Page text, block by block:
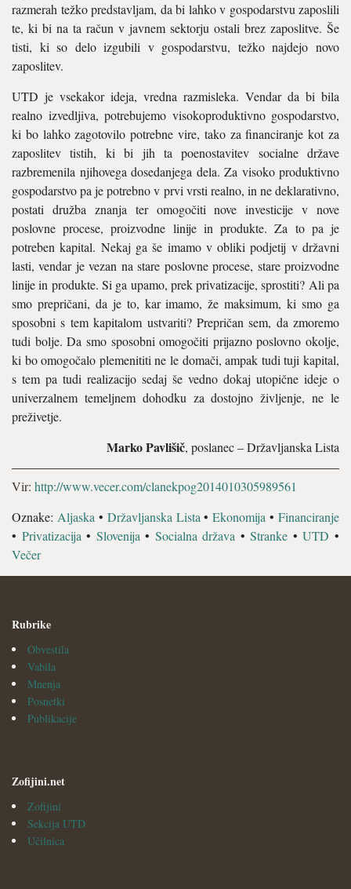
razmerah težko predstavljam, da bi lahko v gospodarstvu zaposlili
te, ki bi na ta račun v javnem sektorju ostali brez zaposlitve. Še
tisti, ki so delo izgubili v gospodarstvu, težko najdejo novo
zaposlitev.
UTD je vsekakor ideja, vredna razmisleka. Vendar da bi bila
realno izvedljiva, potrebujemo visokoproduktivno gospodarstvo,
ki bo lahko zagotovilo potrebne vire, tako za financiranje kot za
zaposlitev tistih, ki bi jih ta poenostavitev socialne države
razbremenila njihovega dosedanjega dela. Za visoko produktivno
gospodarstvo pa je potrebno v prvi vrsti realno, in ne deklarativno,
postati družba znanja ter omogočiti nove investicije v nove
poslovne procese, proizvodne linije in produkte. Za to pa je
potreben kapital. Nekaj ga še imamo v obliki podjetij v državni
lasti, vendar je vezan na stare poslovne procese, stare proizvodne
linije in produkte. Si ga upamo, prek privatizacije, sprostiti? Ali pa
smo prepričani, da je to, kar imamo, že maksimum, ki smo ga
sposobni s tem kapitalom ustvariti? Prepričan sem, da zmoremo
tudi bolje. Da smo sposobni omogočiti prijazno poslovno okolje,
ki bo omogočalo plemenititi ne le domači, ampak tudi tuji kapital,
s tem pa tudi realizacijo sedaj še vedno dokaj utopične ideje o
univerzalnem temeljnem dohodku za dostojno življenje, ne le
preživetje.
Marko Pavlišič, poslanec – Državljanska Lista
Vir: http://www.vecer.com/clanekpog2014010305989561
Oznake: Aljaska • Državljanska Lista •Ekonomija • Financiranje
• Privatizacija • Slovenija • Socialna država •Stranke •UTD •
Večer
Rubrike
Obvestila
Vabila
Mnenja
Posnetki
Publikacije
Zofijini.net
Zofijini
Sekcija UTD
Učilnica